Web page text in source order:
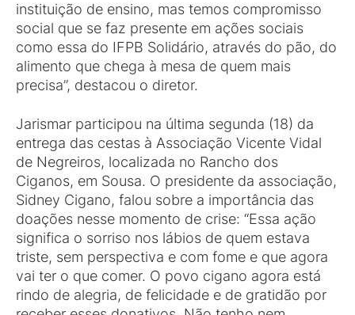
instituição de ensino, mas temos compromisso
social que se faz presente em ações sociais
como essa do IFPB Solidário, através do pão, do
alimento que chega à mesa de quem mais
precisa”, destacou o diretor.
Jarismar participou na última segunda (18) da
entrega das cestas à Associação Vicente Vidal
de Negreiros, localizada no Rancho dos
Ciganos, em Sousa. O presidente da associação,
Sidney Cigano, falou sobre a importância das
doações nesse momento de crise: “Essa ação
significa o sorriso nos lábios de quem estava
triste, sem perspectiva e com fome e que agora
vai ter o que comer. O povo cigano agora está
rindo de alegria, de felicidade e de gratidão por